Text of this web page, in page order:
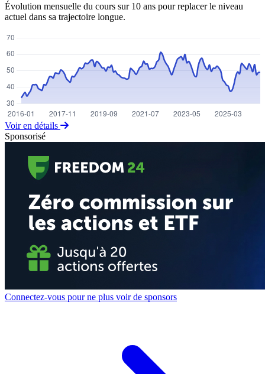
Évolution mensuelle du cours sur 10 ans pour replacer le niveau
actuel dans sa trajectoire longue.
Voir en détails
Sponsorisé
Connectez-vous pour ne plus voir de sponsors